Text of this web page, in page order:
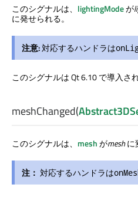
このシグナルは、 lightingModeが
に発せられる。
注意:対応するハンドラは
このシグナルは Qt 6.10 で導入さ
meshChanged(
このシグナルは、 meshがmeshに
注： 対応するハンドラは